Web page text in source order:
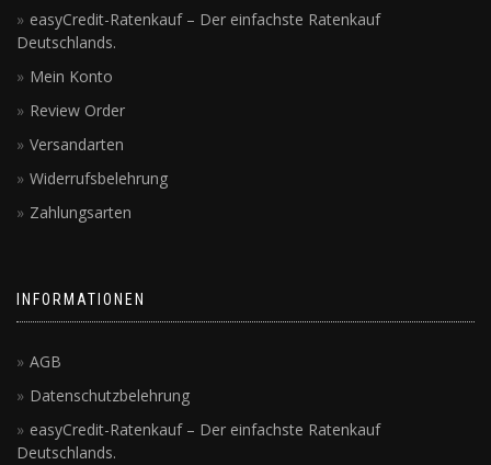
easyCredit-Ratenkauf – Der einfachste Ratenkauf
Deutschlands.
Mein Konto
Review Order
Versandarten
Widerrufsbelehrung
Zahlungsarten
INFORMATIONEN
AGB
Datenschutzbelehrung
easyCredit-Ratenkauf – Der einfachste Ratenkauf
Deutschlands.